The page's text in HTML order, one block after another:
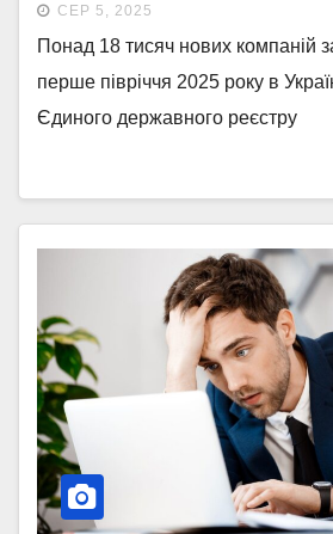
СЕР 5, 2025
Понад 18 тисяч нових компаній
перше півріччя 2025 року в
Єдиного державного реєстру